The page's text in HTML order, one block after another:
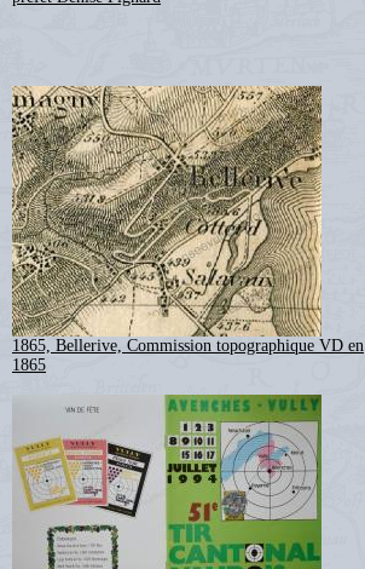
1865, Bellerive, Commission topographique VD en
1865